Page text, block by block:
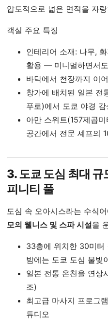
압도적으로 넓은 면적을 자
객실 주요 특징
인테리어 소재: 나무,
활용 — 미니멀하면서
바닥에서 천장까지 이
창가에 배치된 일본 전
푸로)에서 도쿄 야경 감
아만 스위트(157제곱
공간에서 전문 셰프의
3. 도쿄 도심 최대
피니티 풀
도심 속 오아시스라는 수식
모의 웰니스 및 스파 시설을
33층에 위치한 30미
밤에는 도쿄 도심 불빛
일본 전통 온천을 연상
조)
최고급 마사지 프로그
튜디오